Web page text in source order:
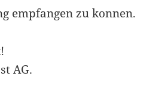
empfangen zu konnen.
AG.